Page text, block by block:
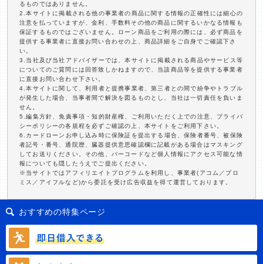
るものではありません。
2.本サイトに掲載される他の事業者の商品に関する情報の正確性には細心の
注意を払っていますが、金利、手数料その他の商品に関するいかなる情報も
保証するものではございません。ローン商品をご利用の際には、必ず商品を
提供する事業者に直接お問い合わせの上、商品詳細をご自身でご確認下さ
い。
3.当社及び当社アドバイザーでは、本サイトに掲載される商品やサービス等
についてのご質問には回答致しかねますので、当該商品等を提供する事業者
に直接お問い合わせ下さい。
4.本サイトに関して、利用者と提携事業者、第三者との間で紛争やトラブル
が発生した場合、当事者間で解決を図るものとし、当社は一切責任を負いま
せん。
5.編集方針、免責事項・知的財産権、ご利用いただく上での注意、プライバ
シーポリシーの各規程を必ずご確認の上、本サイトをご利用下さい。
6.カードローンお申し込み時に保険証を提出する場合、保険者番号、被保険
者記号・番号、通院歴、臓器提供意思確認欄に記載がある場合はマスキング
してお送りください。その他、バーコードなど個人情報にアクセス可能な情
報についても隠したうえでご提出ください。
※当サイトではアフィリエイトプログラムを利用し、事業者(アコム／プロ
ミス／アイフルなど)から委託を受け広告収益を得て運営しております。
おすすめの特集ページ